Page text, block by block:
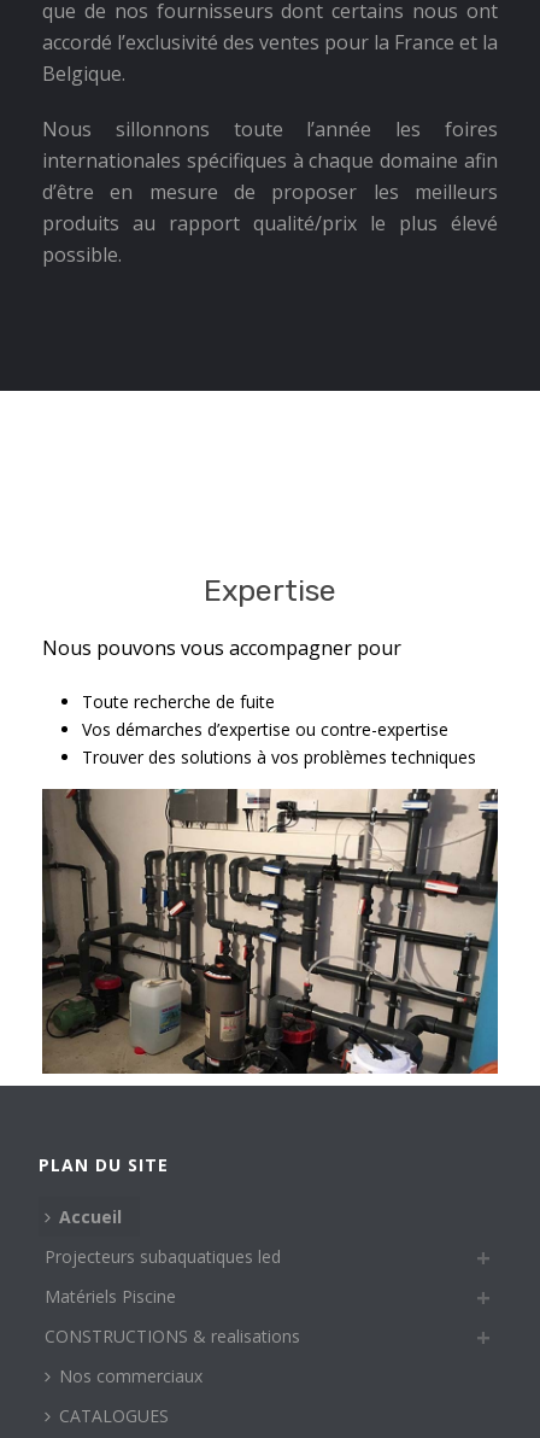
que de nos fournisseurs dont certains nous ont
accordé l’exclusivité des ventes pour la France et la
Belgique.
Nous sillonnons toute l’année les foires
internationales spécifiques à chaque domaine afin
d’être en mesure de proposer les meilleurs
produits au rapport qualité/prix le plus élevé
possible.
Expertise
Nous pouvons vous accompagner pour
Toute recherche de fuite
Vos démarches d’expertise ou contre-expertise
Trouver des solutions à vos problèmes techniques
PLAN DU SITE
Accueil
Projecteurs subaquatiques led
Matériels Piscine
CONSTRUCTIONS & realisations
Nos commerciaux
CATALOGUES